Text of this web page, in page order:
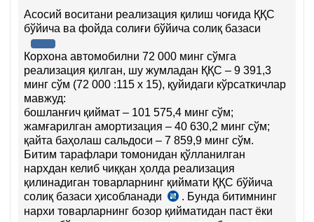
Асосий воситани реализация қилиш чоғида ҚҚС
бўйича ва фойда солиғи бўйича солиқ базаси
Корхона автомобилни 72 000 минг сўмга
реализация қилган, шу жумладан ҚҚС – 9 391,3
минг сўм (72 000 :115 х 15), қуйидаги кўрсаткичлар
мавжуд:
бошланғич қиймат – 101 575,4 минг сўм;
жамғарилган амортизация – 40 630,2 минг сўм;
қайта баҳолаш сальдоси – 7 859,9 минг сўм.
Битим тарафлари томонидан қўлланилган
нархдан келиб чиққан ҳолда реализация
қилинадиган товарларнинг қиймати ҚҚС бўйича
солиқ базаси ҳисобланади
СК
248-
. Бунда битимнинг
нархи товарларнинг бозор қийматидан паст ёки